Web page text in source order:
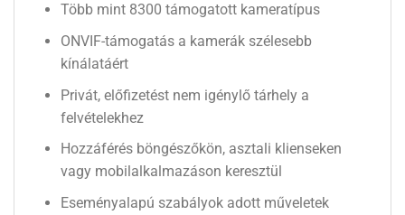
Több mint 8300 támogatott kameratípus
ONVIF-támogatás a kamerák szélesebb
kínálatáért
Privát, előfizetést nem igénylő tárhely a
felvételekhez
Hozzáférés böngészőkön, asztali klienseken
vagy mobilalkalmazáson keresztül
Eseményalapú szabályok adott műveletek